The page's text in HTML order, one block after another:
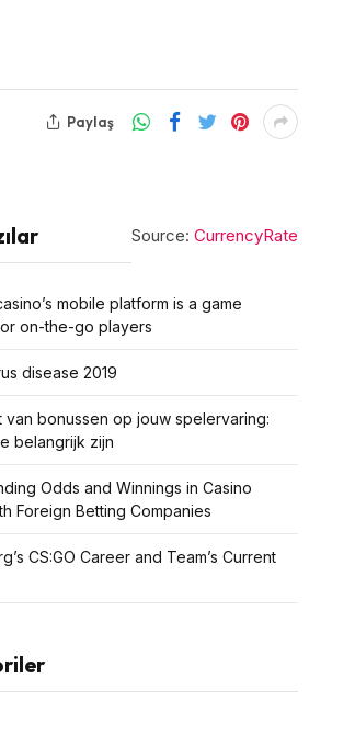
Paylaş
Source: CurrencyRate
mobile platform is a game
on-the-go players
disease 2019
van bonussen op jouw spelervaring:
belangrijk zijn
Odds and Winnings in Casino
Foreign Betting Companies
CS:GO Career and Team’s Current